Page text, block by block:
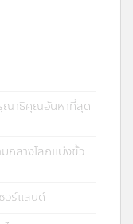
รุณาธิคุณอันหาที่สุด
กลางโลกแบ่งขั้ว
อร์แลนด์